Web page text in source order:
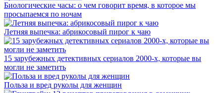
Биологические часы: о чем говорит время, в которое мы
просыпаемся по ночам
Летняя выпечка: абрикосовый пирог к чаю
15 зарубежных детективных сериалов 2000-х, которые вы
могли не заметить
Польза и вред руколы для женщин